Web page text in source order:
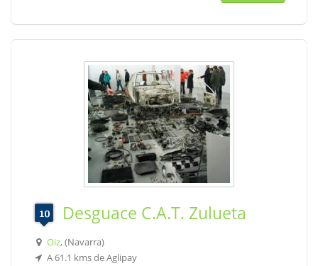
Desguace C.A.T. Zulueta
Oiz, (Navarra)
A 61.1 kms de Aglipay